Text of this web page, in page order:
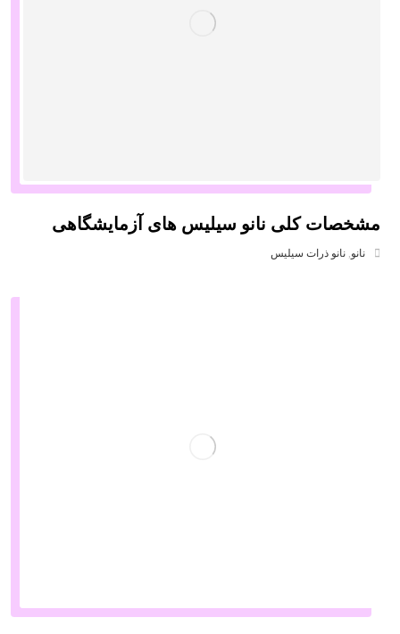
مشخصات کلی نانو سیلیس های آزمایشگاهی
نانو,نانو ذرات سیلیس